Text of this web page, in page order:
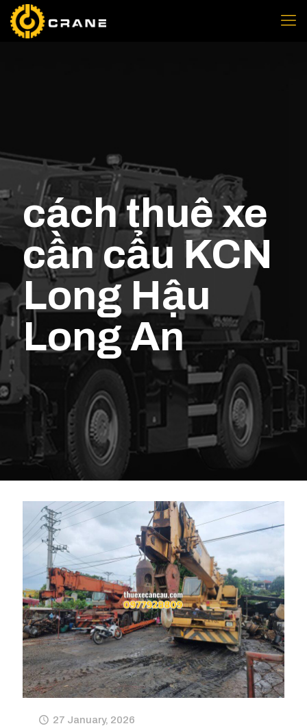
cách thuê xe
cần cẩu KCN
Long Hậu
Long An
27 January, 2026